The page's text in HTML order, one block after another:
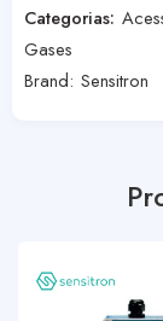
Categorias:
Gases
Brand: Sensitron